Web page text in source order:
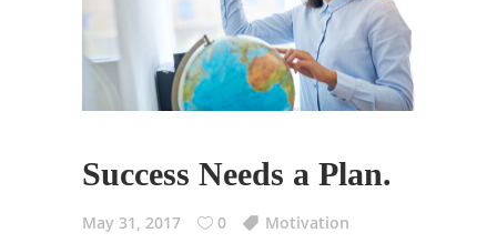
Success Needs a Plan.
May 31, 2017 0 Motivation